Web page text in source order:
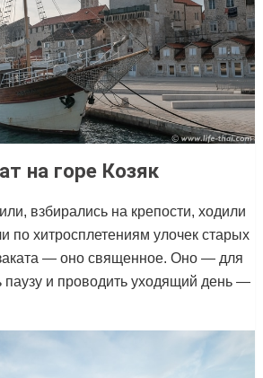
на горе Козяк
взбирались на крепости, ходили
по хитросплетениям улочек старых
— оно священное. Оно — для
паузу и проводить уходящий день —